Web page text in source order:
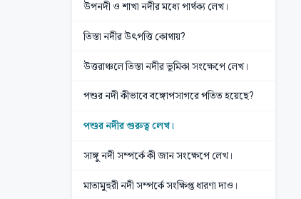
উপনদী ও শাখা নদীর মধ্যে পার্থক্য লেখ।
তিস্তা নদীর উৎপত্তি কোথায়?
উত্তরাঞ্চলে তিস্তা নদীর ভূমিকা সংক্ষেপে লেখ।
পশুর নদী কীভাবে বঙ্গোপসাগরে পতিত হয়েছে?
পশুর নদীর গুরুত্ব লেখ।
সাঙ্গু নদী সম্পর্কে কী জান সংক্ষেপে লেখ।
মাতামুহুরী নদী সম্পর্কে সংক্ষিপ্ত ধারণা দাও।